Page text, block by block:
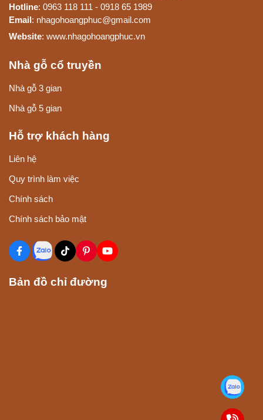
Hotline: 0963 118 111 - 0918 65 1989
Email: nhagohoangphuc@gmail.com
Website: www.nhagohoangphuc.vn
Nhà gỗ cổ truyền
Nhà gỗ 3 gian
Nhà gỗ 5 gian
Hỗ trợ khách hàng
Liên hệ
Quy trình làm việc
Chính sách
Chính sách bảo mật
Bản đồ chỉ đường